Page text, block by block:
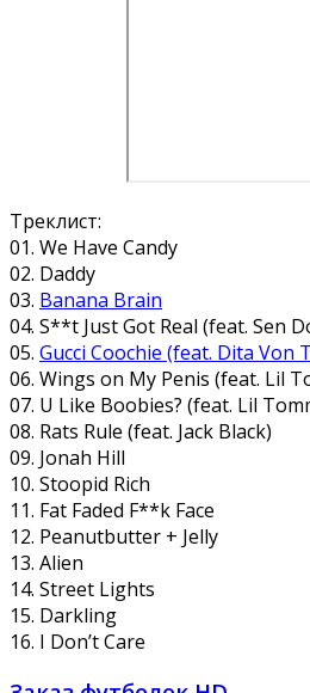
Треклист:
01. We Have Candy
02. Daddy
03. Banana Brain
04. S**t Just Got Real (feat. Sen
05. Gucci Coochie (feat. Dita Von
06. Wings on My Penis (feat. Lil
07. U Like Boobies? (feat. Lil
08. Rats Rule (feat. Jack Black)
09. Jonah Hill
10. Stoopid Rich
11. Fat Faded F**k Face
12. Peanutbutter + Jelly
13. Alien
14. Street Lights
15. Darkling
16. I Don’t Care